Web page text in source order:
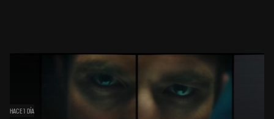
HACE 1 DÍA